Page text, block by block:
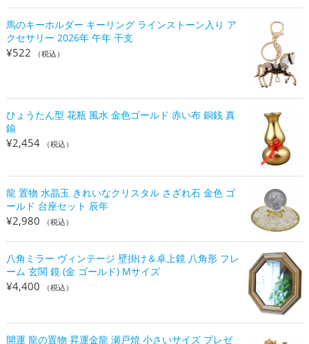
馬のキーホルダー キーリング ラインストーン入り ア
クセサリー 2026年 午年 干支
¥522 （税込）
ひょうたん型 花瓶 風水 金色ゴールド 赤い布 銅銭 真
鍮
¥2,454 （税込）
龍 置物 水晶玉 きれいなクリスタル さざれ石 金色 ゴ
ールド 台座セット 辰年
¥2,980 （税込）
八角ミラー ヴィンテージ 壁掛け＆卓上鏡 八角形 フレ
ーム 玄関 鏡 (金 ゴールド) Mサイズ
¥4,400 （税込）
開運 龍の置物 昇運金龍 瀬戸焼 小さいサイズ プレゼ